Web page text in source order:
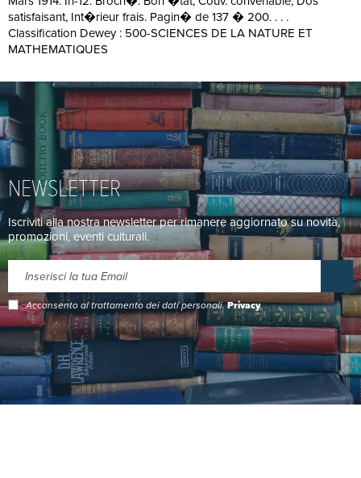
satisfaisant, Int�rieur frais. Pagin� de 137 � 200. . . .
Classification Dewey : 500-SCIENCES DE LA NATURE ET
MATHEMATIQUES
NEWSLETTER
Iscriviti alla nostra newsletter per rimanere aggiornato su novità,
promozioni, eventi culturali.
Acconsento al trattamento dei dati personali.Privacy